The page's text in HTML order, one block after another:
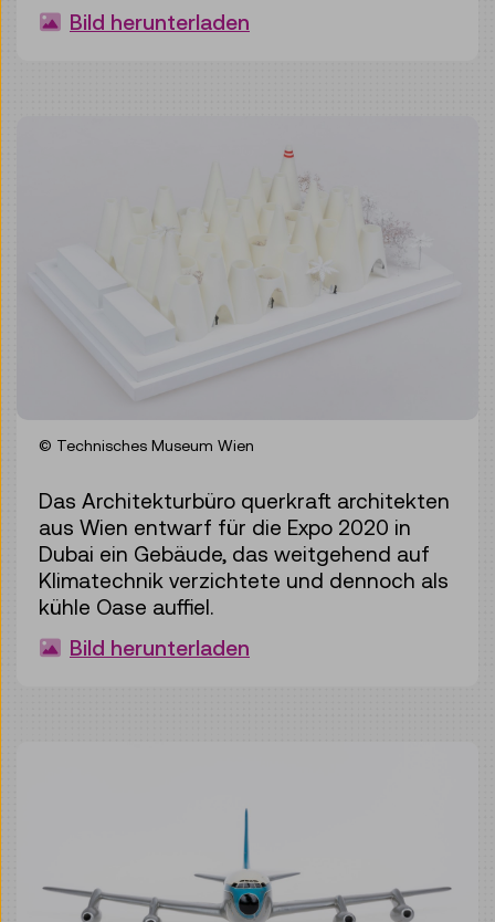
Bild herunterladen
© Technisches Museum Wien
Das Architekturbüro querkraft architekten
aus Wien entwarf für die Expo 2020 in
Dubai ein Gebäude, das weitgehend auf
Klimatechnik verzichtete und dennoch als
kühle Oase auffiel.
Bild herunterladen